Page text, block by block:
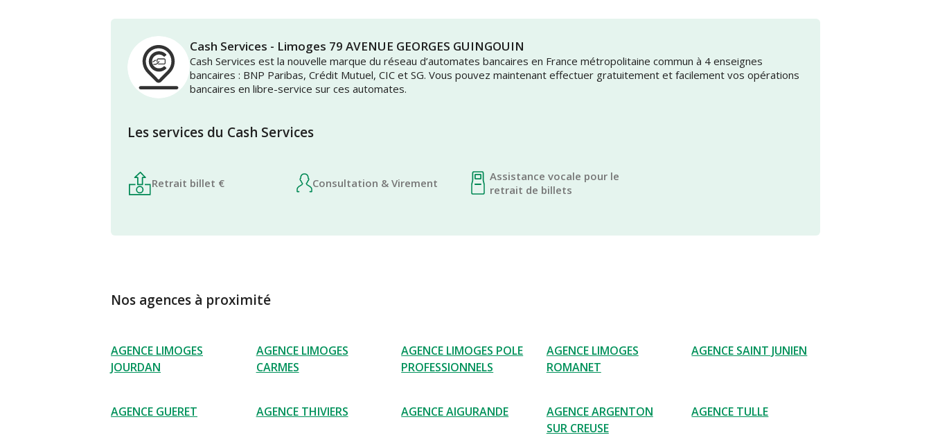
Cash Services - Limoges 79 AVENUE GEORGES GUINGOUIN
Cash Services est la nouvelle marque du réseau d’automates bancaires en France métropolitaine commun à 4 enseignes
bancaires : BNP Paribas, Crédit Mutuel, CIC et SG. Vous pouvez maintenant effectuer gratuitement et facilement vos opérations
bancaires en libre-service sur ces automates.
Les services du Cash Services
Retrait billet € Consultation & Virement
Assistance vocale pour le
retrait de billets
Nos agences à proximité
AGENCE LIMOGES
JOURDAN
AGENCE LIMOGES
CARMES
AGENCE LIMOGES POLE
PROFESSIONNELS
AGENCE LIMOGES
ROMANET
AGENCE SAINT JUNIEN
AGENCE GUERET AGENCE THIVIERS AGENCE AIGURANDE
AGENCE ARGENTON
SUR CREUSE
AGENCE TULLE